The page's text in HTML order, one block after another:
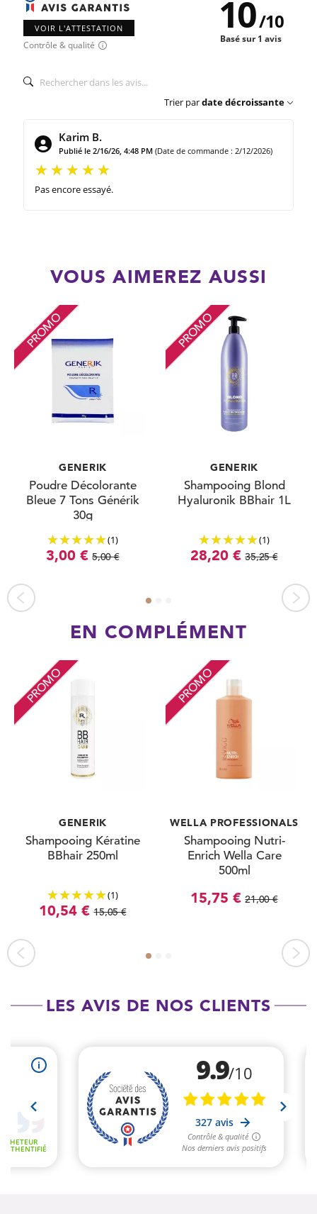
VOIR L'ATTESTATION
Contrôle & qualité
10/10
Basé sur 1 avis
Trier pardate décroissante
Karim B.
Publié le 2/16/26, 4:48 PM (Date de commande : 2/12/2026)
Pas encore essayé.
VOUS AIMEREZ AUSSI
PROMO
GENERIK
Poudre Décolorante
Bleue 7 Tons Générik
30g
(1)
3,00 € 5,00 €
PROMO
GENERIK
Shampooing Blond
Hyaluronik BBhair 1L
(1)
28,20 € 35,25 €
EN COMPLÉMENT
PROMO
GENERIK
Shampooing Kératine
BBhair 250ml
(1)
10,54 € 15,05 €
PROMO
WELLA PROFESSIONALS
Shampooing Nutri-
Enrich Wella Care
500ml
15,75 € 21,00 €
LES AVIS DE NOS CLIENTS